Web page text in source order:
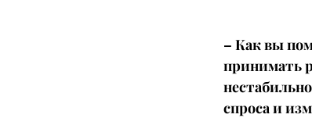
– Как вы
принимать
спроса и